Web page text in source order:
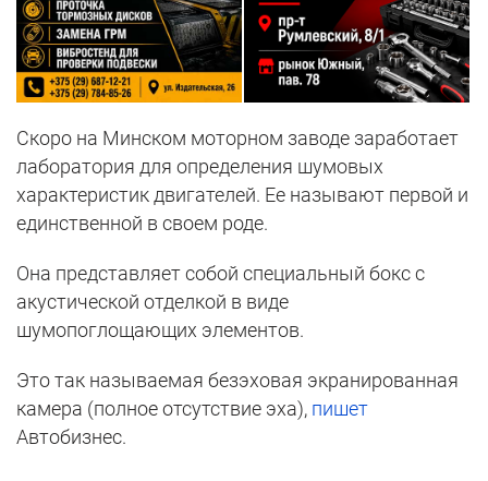
Скоро на Минском моторном заводе заработает
лаборатория для определения шумовых
характеристик двигателей. Ее называют первой и
единственной в своем роде.
Она представляет собой специальный бокс с
акустической отделкой в виде
шумопоглощающих элементов.
Это так называемая безэховая экранированная
камера (полное отсутствие эха), пишет
Автобизнес.